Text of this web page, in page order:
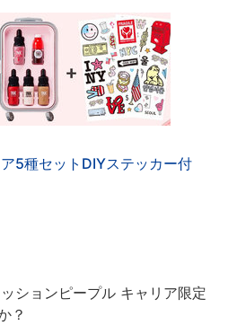
5種セットDIYステッカー付
ションピープル キャリア限定
？